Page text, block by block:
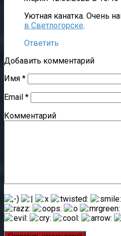
Уютная канатка. Очень
в Светлогорске.
Ответить
Добавить комментарий
Имя *
Email *
Комментарий